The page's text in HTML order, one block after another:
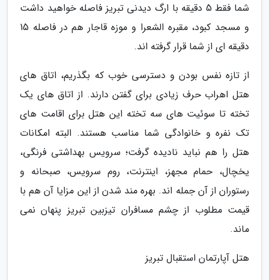
شما فقط 5 دقیقه با ارگ دیدنی تبریز فاصله خواهید داشت
و مسجد کبود، مقبره الشعرا و موزه قاجار هم در فاصله 15
دقیقه ای از شما قرار گرفته اند.
از تازه نفس بودن و دسترسی خوب که بگذریم، اتاق های
هتل اهراب حرف زیادی برای گفتن دارند. از اتاق های یک
تخته تا سوئیت های سه تخته این هتل برای اقامت های
تک نفره و خانوادگی شما مناسب هستند. البته امکانات
هتل را هم نباید نادیده گرفت؛ سرویس بهداشتی فرنگی،
یخچال، حمام مجهز، اینترنت، روم سرویس، صبحانه و
رستوران از آن جمله اند. بهره مند شدن از این مزایا آن هم با
قیمت مطلوب از چشم مسافران تیزبین تبریز پنهان نمی
ماند.
هتل آپارتمان استقبال تبریز